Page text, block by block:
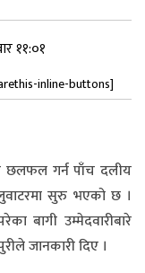
११:०१
inline-buttons]
छलफल गर्न पाँच दलीय
सुरु भएको छ ।
बागी उम्मेदवारीबारे
जानकारी दिए ।